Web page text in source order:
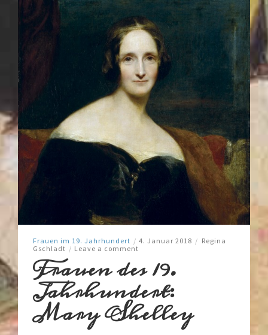
Frauen im 19. Jahrhundert / 4. Januar 2018 / Regina
Gschladt / Leave a comment
Frauen des 19.
Jahrhundert:
Mary Shelley